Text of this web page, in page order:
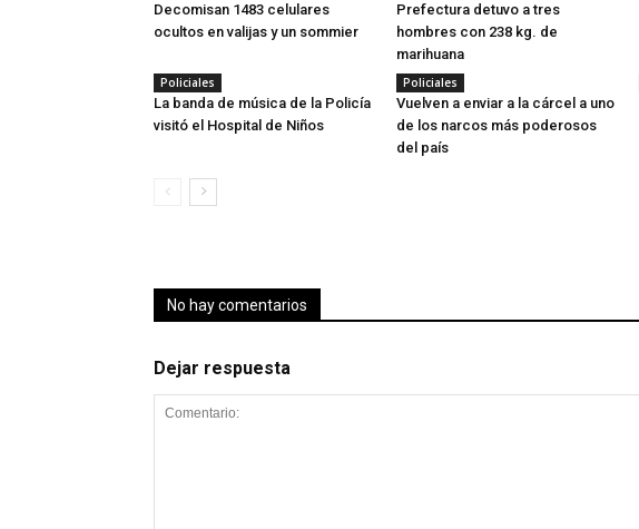
Decomisan 1483 celulares
ocultos en valijas y un sommier
Prefectura detuvo a tres
hombres con 238 kg. de
marihuana
Policiales
La banda de música de la Policía
visitó el Hospital de Niños
Policiales
Vuelven a enviar a la cárcel a uno
de los narcos más poderosos
del país
No hay comentarios
Dejar respuesta